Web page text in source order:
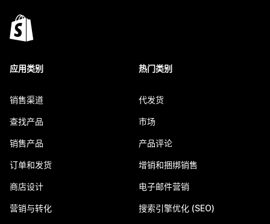
应用类别
销售渠道
查找产品
销售产品
订单和发货
商店设计
营销与转化
热门类别
代发货
市场
产品评论
增销和捆绑销售
电子邮件营销
搜索引擎优化 (SEO)